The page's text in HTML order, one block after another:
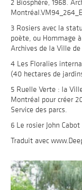
2 Biosphère, 1968.
3 Rosiers avec la
poète, ou Hommage
Archives de la Ville
4 Les Floralies
(40 hectares de
5 Ruelle Verte : la
Montréal pour créer
Service des parcs.
6 Le rosier John Cabot
Traduit avec